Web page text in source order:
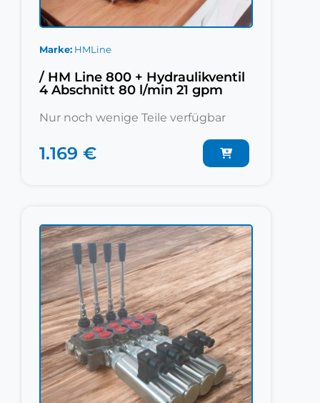
Marke HMLine
/ HM Line 800 + Hydraulikventil
4 Abschnitt 80 l/min 21 gpm
Nur noch wenige Teile verfügbar
1.169 €